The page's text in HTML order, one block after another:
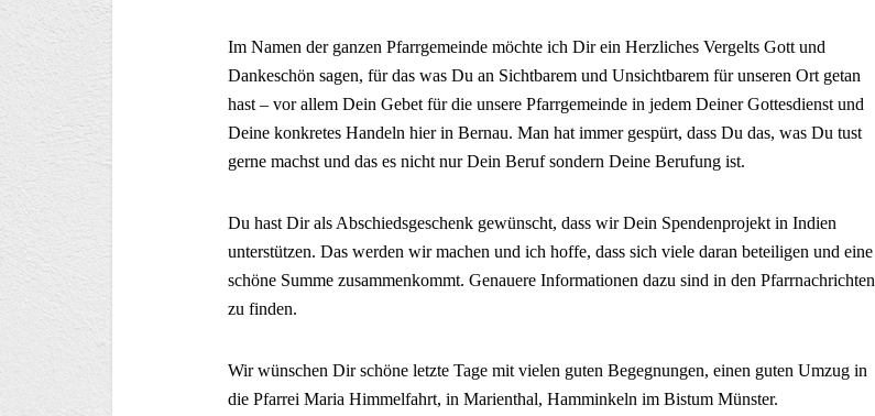
Im Namen der ganzen Pfarrgemeinde möchte ich Dir ein Herzliches Vergelts Gott und
Dankeschön sagen, für das was Du an Sichtbarem und Unsichtbarem für unseren Ort getan
hast – vor allem Dein Gebet für die unsere Pfarrgemeinde in jedem Deiner Gottesdienst und
Deine konkretes Handeln hier in Bernau. Man hat immer gespürt, dass Du das, was Du tust
gerne machst und das es nicht nur Dein Beruf sondern Deine Berufung ist.
Du hast Dir als Abschiedsgeschenk gewünscht, dass wir Dein Spendenprojekt in Indien
unterstützen. Das werden wir machen und ich hoffe, dass sich viele daran beteiligen und eine
schöne Summe zusammenkommt. Genauere Informationen dazu sind in den Pfarrnachrichten
zu finden.
Wir wünschen Dir schöne letzte Tage mit vielen guten Begegnungen, einen guten Umzug in
die Pfarrei Maria Himmelfahrt, in Marienthal, Hamminkeln im Bistum Münster.